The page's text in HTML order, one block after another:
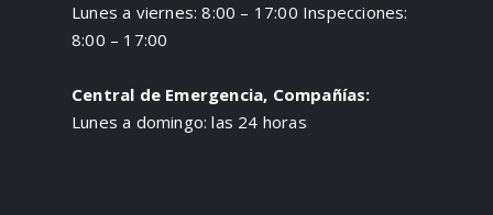
Lunes a viernes: 8:00 – 17:00 Inspecciones:
8:00 – 17:00
Central de Emergencia, Compañías:
Lunes a domingo: las 24 horas